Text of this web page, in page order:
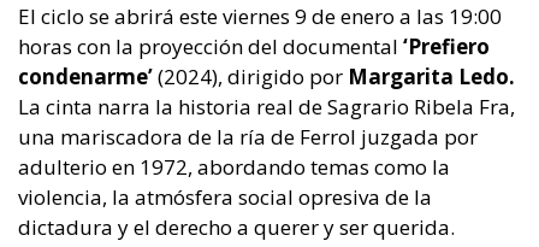
El ciclo se abrirá este viernes 9 de enero a las 19:00
horas con la proyección del documental ‘Prefiero
condenarme’(2024), dirigido por Margarita Ledo.
La cinta narra la historia real de Sagrario Ribela Fra,
una mariscadora de la ría de Ferrol juzgada por
adulterio en 1972, abordando temas como la
violencia, la atmósfera social opresiva de la
dictadura y el derecho a querer y ser querida.